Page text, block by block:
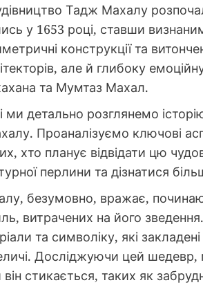
Тадж Махалу
у 1653 році, ставши
конструкції та
але й глибоку
та Мумтаз Махал.
ми детально розглянемо
Проаналізуємо ключові
хто планує відвідати цю
перлини та дізнатися
безумовно, вражає,
витрачених на його
та символіку, які
Досліджуючи цей
стикається, таких як